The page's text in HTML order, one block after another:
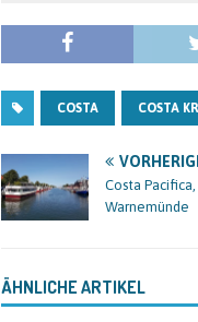
COSTA COSTA
Costa
Warnemünde
ÄHNLICHE ARTIKEL